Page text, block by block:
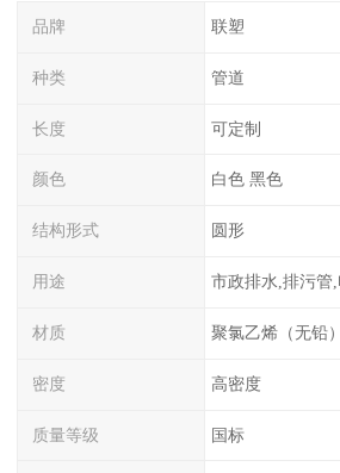
品牌 联塑
种类 管道
长度 可定制
颜色 白色 黑色
结构形式 圆形
用途 市政排水,排污管
材质 聚氯乙烯（无铅）
密度 高密度
质量等级 国标